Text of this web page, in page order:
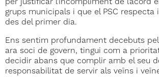
per justificar l’incompliment de l’acord
grups municipals i que el PSC respecta
des del primer dia.
Ens sentim profundament decebuts
ara soci de govern, tingui com a
decidir abans que complir amb el seu
responsabilitat de servir als veïns i